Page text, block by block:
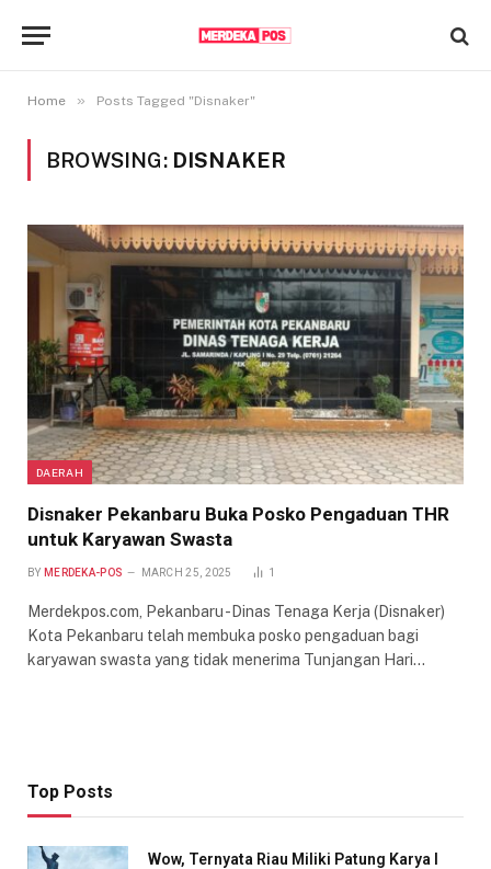
Home » Posts Tagged "Disnaker"
BROWSING: DISNAKER
DAERAH
Disnaker Pekanbaru Buka Posko Pengaduan THR
untuk Karyawan Swasta
BY MERDEKA-POS MARCH 25, 2025 1
Merdekpos.com, Pekanbaru -Dinas Tenaga Kerja (Disnaker)
Kota Pekanbaru telah membuka posko pengaduan bagi
karyawan swasta yang tidak menerima Tunjangan Hari…
Top Posts
Wow, Ternyata Riau Miliki Patung Karya I